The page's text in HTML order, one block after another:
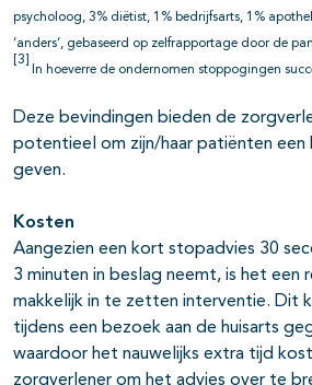
psycholoog, 3% diëtist, 1% bedrijfsarts, 1%
‘anders’, gebaseerd op zelfrapportage door de
[3]
In hoeverre de ondernomen stoppogingen
Deze bevindingen bieden de
potentieel om zijn/haar patiënten
geven.
Kosten
Aangezien een kort stopadvies 30
3 minuten in beslag neemt, is het
makkelijk in te zetten interventie. Dit
tijdens een bezoek aan de huisarts
waardoor het nauwelijks extra tijd
zorgverlener om het advies over te